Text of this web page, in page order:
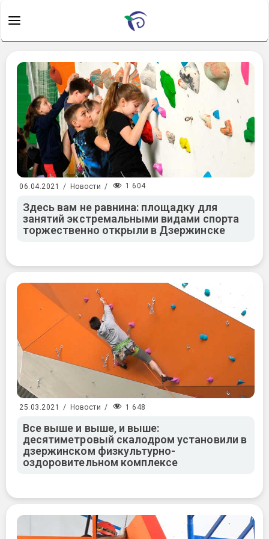
06.04.2021 / Новости / 1 604
Здесь вам не равнина: площадку для
занятий экстремальными видами спорта
торжественно открыли в Дзержинске
25.03.2021 / Новости / 1 648
Все выше и выше, и выше:
десятиметровый скалодром установили в
дзержинском физкультурно-
оздоровительном комплексе